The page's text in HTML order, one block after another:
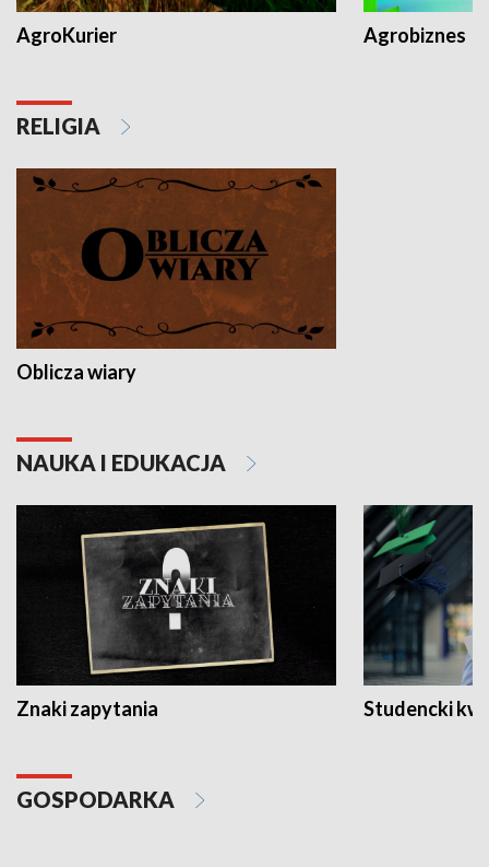
AgroKurier Agrobiznes
RELIGIA
Oblicza wiary
NAUKA I EDUKACJA
Znaki zapytania Studencki
GOSPODARKA